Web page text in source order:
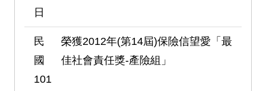
日
民
國
101
榮獲2012年(第14屆)保險信望愛「最
佳社會責任獎-產險組」